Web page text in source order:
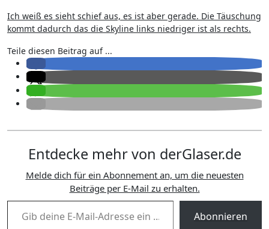
Ich weiß es sieht schief aus, es ist aber gerade. Die Täuschung
kommt dadurch das die Skyline links niedriger ist als rechts.
Teile diesen Beitrag auf ...
Entdecke mehr von derGlaser.de
Melde dich für ein Abonnement an, um die neuesten
Beiträge per E-Mail zu erhalten.
Gib deine E-Mail-Adresse ein ...
Abonnieren